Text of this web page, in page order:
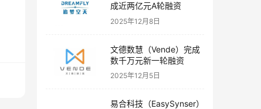
成近两亿元A轮融资
2025年12月8日
文德数慧（Vende）完成
数千万元新一轮融资
2025年12月5日
易合科技（EasySynser）